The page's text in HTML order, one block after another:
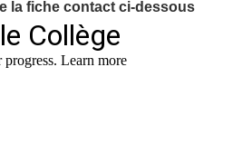
la fiche contact ci-dessous